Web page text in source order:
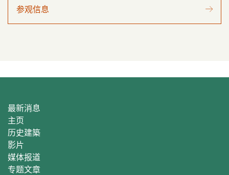
参观信息
最新消息
主页
历史建築
影片
媒体报道
专题文章